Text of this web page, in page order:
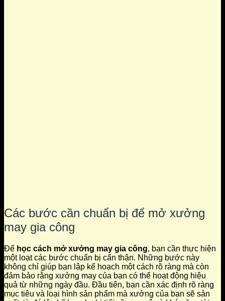
Các bước cần chuẩn bị để mở xưởng
may gia công
Để học cách mở xưởng may gia công, bạn cần thực hiện
một loạt các bước chuẩn bị cẩn thận. Những bước này
không chỉ giúp bạn lập kế hoạch một cách rõ ràng mà còn
đảm bảo rằng xưởng may của bạn có thể hoạt động hiệu
quả từ những ngày đầu. Đầu tiên, bạn cần xác định rõ ràng
mục tiêu và loại hình sản phẩm mà xưởng của bạn sẽ sản